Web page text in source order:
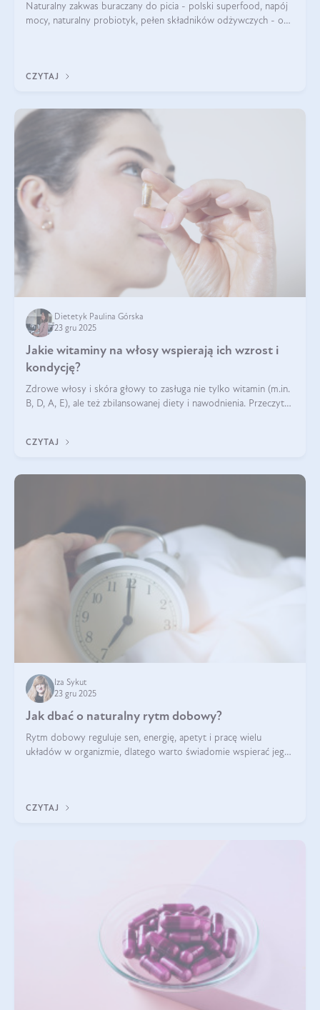
Naturalny zakwas buraczany do picia - polski superfood, napój
mocy, naturalny probiotyk, pełen składników odżywczych - o
CZYTAJ
Dietetyk Paulina Górska
23 gru 2025
Jakie witaminy na włosy wspierają ich wzrost i
kondycję?
Zdrowe włosy i skóra głowy to zasługa nie tylko witamin (m.in.
B, D, A, E), ale też zbilansowanej diety i nawodnienia. Przeczytaj
CZYTAJ
Iza Sykut
23 gru 2025
Jak dbać o naturalny rytm dobowy?
Rytm dobowy reguluje sen, energię, apetyt i pracę wielu
układów w organizmie, dlatego warto świadomie wspierać jego
CZYTAJ